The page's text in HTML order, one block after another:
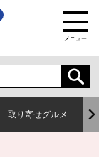
メニュー
取り寄せグルメ